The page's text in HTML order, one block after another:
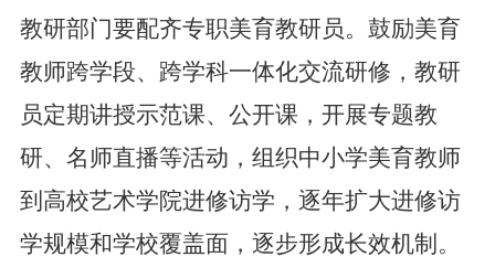
教研部门要配齐专职美育教研员。鼓励美育
教师跨学段、跨学科一体化交流研修，教研
员定期讲授示范课、公开课，开展专题教
研、名师直播等活动，组织中小学美育教师
到高校艺术学院进修访学，逐年扩大进修访
学规模和学校覆盖面，逐步形成长效机制。